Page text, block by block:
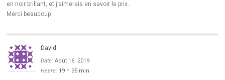
en noir brillant, et j’aimerais en savoir le prix.
Merci beaucoup
David
Date:Août 16, 2019
Heure: 19 h 35 min